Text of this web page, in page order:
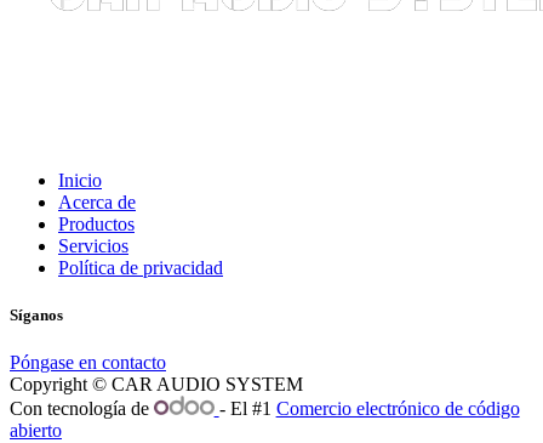
Inicio
Acerca de
Productos
Servicios
Política de privacidad
Síganos
Póngase en contacto
Copyright © CAR AUDIO SYSTEM
Con tecnología de
- El #1 Comercio electrónico de código
abierto